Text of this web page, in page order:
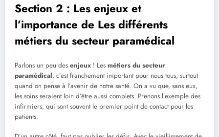
Section 2 : Les enjeux et
l’importance de Les différents
métiers du secteur paramédical
Parlons un peu des enjeux ! Les métiers du secteur
paramédical, c’est franchement important pour nous tous, surtout
quand on pense à l’avenir de notre santé. On a vu que, sans eux,
les soins seraient loin d’être aussi complets. Prenons l’exemple des
infirmiers, qui sont souvent le premier point de contact pour les
patients.